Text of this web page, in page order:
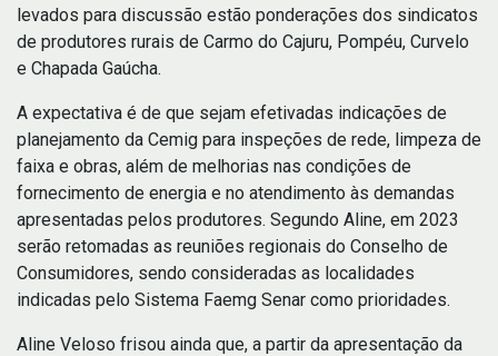
levados para discussão estão ponderações dos sindicatos
de produtores rurais de Carmo do Cajuru, Pompéu, Curvelo
e Chapada Gaúcha.
A expectativa é de que sejam efetivadas indicações de
planejamento da Cemig para inspeções de rede, limpeza de
faixa e obras, além de melhorias nas condições de
fornecimento de energia e no atendimento às demandas
apresentadas pelos produtores. Segundo Aline, em 2023
serão retomadas as reuniões regionais do Conselho de
Consumidores, sendo consideradas as localidades
indicadas pelo Sistema Faemg Senar como prioridades.
Aline Veloso frisou ainda que, a partir da apresentação da